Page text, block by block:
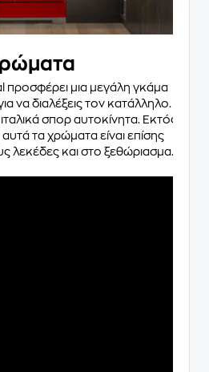
προσφέρει μια μεγάλη γκάμα
να διαλέξεις τον κατάλληλο.
σπορ αυτοκίνητα. Εκτός
τα χρώματα είναι επίσης
λεκέδες και στο ξεθώριασμα.